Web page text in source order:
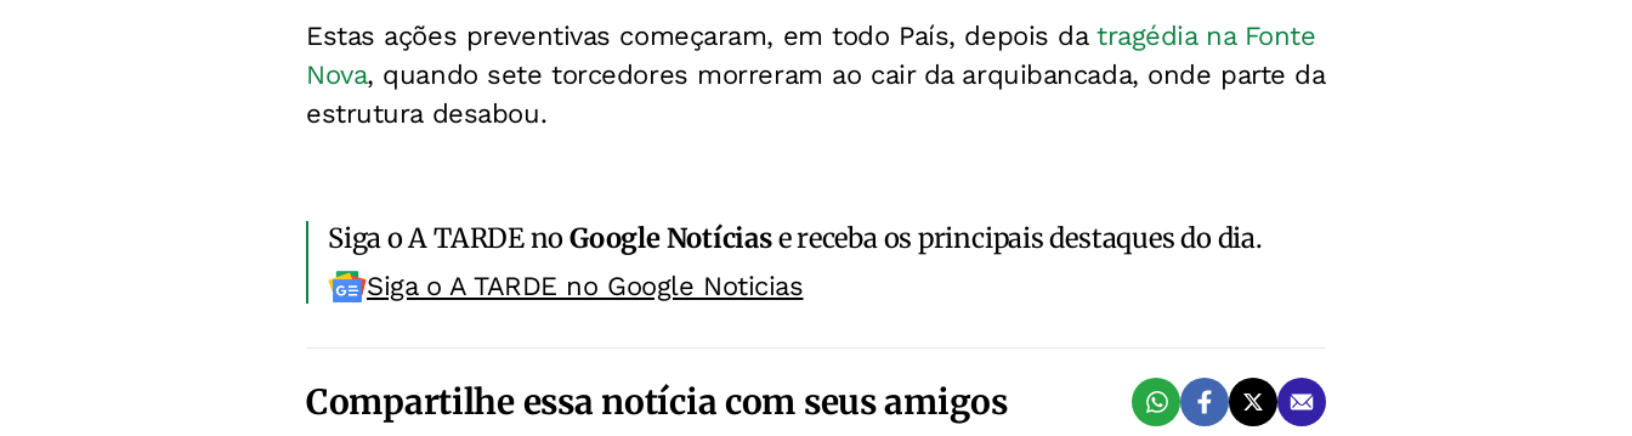
Estas ações preventivas começaram, em todo País, depois datragédia na Fonte
Nova, quando sete torcedores morreram ao cair da arquibancada, onde parte da
estrutura desabou.
Siga o A TARDE noGoogle Notíciase receba os principais destaques do dia.
Siga o A TARDE no Google Noticias
Compartilhe essa notícia com seus amigos